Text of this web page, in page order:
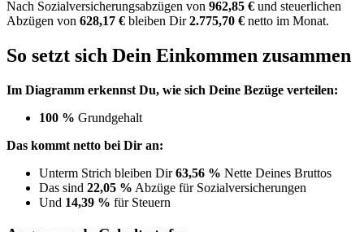
Nach Sozialversicherungsabzügen von 962,85 € und steuerlichen
Abzügen von 628,17 € bleiben Dir2.775,70 € netto im Monat.
So setzt sich Dein Einkommen zusammen
Im Diagramm erkennst Du, wie sich Deine Bezüge verteilen:
100 % Grundgehalt
Das kommt netto bei Dir an:
Unterm Strich bleiben Dir63,56 % Nette Deines Bruttos
Das sind 22,05 % Abzüge für Sozialversicherungen
Und 14,39 % für Steuern